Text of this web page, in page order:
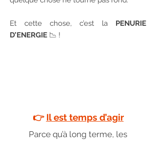
Et cette chose, c’est la PENURIE
D’ENERGIE 📉 !
👉 Il est temps d’agir
Parce qu’à long terme, les